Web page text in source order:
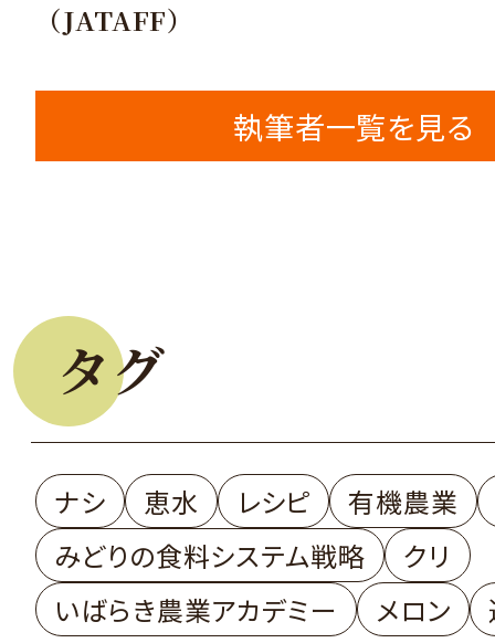
（JATAFF）
執筆者一覧を見る
タグ
ナシ 恵水 レシピ
有機農業
みどりの食料システム戦略
クリ
いばらき農業アカデミー
メロン